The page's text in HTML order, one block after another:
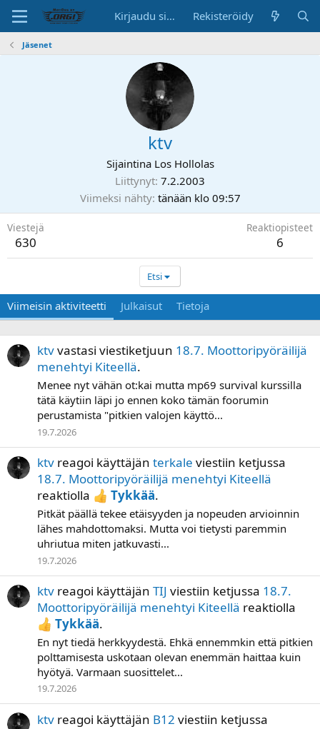
Kirjaudu sisään Rekisteröidy
Jäsenet
ktv
Sijaintina Los Hollolas
Liittynyt 7.2.2003
Viimeksi nähty tänään klo 09:57
Viestejä
630
Reaktiopisteet
6
Etsi
Viimeisin aktiviteetti Julkaisut Tietoja
ktvvastasi viestiketjuun 18.7. Moottoripyöräilijä
menehtyi Kiteellä.
Menee nyt vähän ot:kai mutta mp69 survival kurssilla
tätä käytiin läpi jo ennen koko tämän foorumin
perustamista "pitkien valojen käyttö...
19.7.2026
ktv reagoi käyttäjän terkale viestiin ketjussa
18.7. Moottoripyöräilijä menehtyi Kiteellä
reaktiolla
Tykkää.
Pitkät päällä tekee etäisyyden ja nopeuden arvioinnin
lähes mahdottomaksi. Mutta voi tietysti paremmin
uhriutua miten jatkuvasti...
19.7.2026
ktv reagoi käyttäjän TIJ viestiin ketjussa 18.7.
Moottoripyöräilijä menehtyi Kiteellä reaktiolla
Tykkää.
En nyt tiedä herkkyydestä. Ehkä ennemmkin että pitkien
polttamisesta uskotaan olevan enemmän haittaa kuin
hyötyä. Varmaan suosittelet...
19.7.2026
ktv reagoi käyttäjän B12 viestiin ketjussa